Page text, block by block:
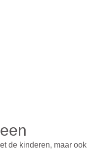
de kinderen, maar ook